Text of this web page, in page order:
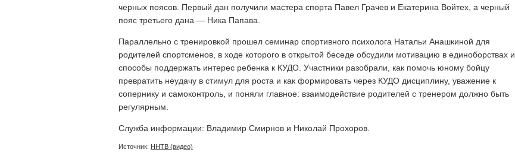
черных поясов. Первый дан получили мастера спорта Павел Грачев и Екатерина Войтех, а черный
пояс третьего дана — Ника Папава.
Параллельно с тренировкой прошел семинар спортивного психолога Натальи Анашкиной для
родителей спортсменов, в ходе которого в открытой беседе обсудили мотивацию в единоборствах и
способы поддержать интерес ребенка к КУДО. Участники разобрали, как помочь юному бойцу
превратить неудачу в стимул для роста и как формировать через КУДО дисциплину, уважение к
сопернику и самоконтроль, и поняли главное: взаимодействие родителей с тренером должно быть
регулярным.
Служба информации: Владимир Смирнов и Николай Прохоров.
Источник: ННТВ (видео)